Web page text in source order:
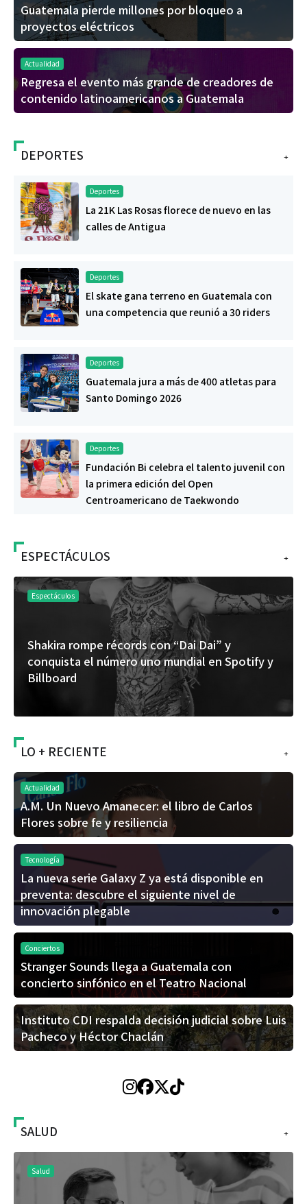
Guatemala pierde millones por bloqueo a
proyectos eléctricos
Actualidad
Regresa el evento más grande de creadores de
contenido latinoamericanos a Guatemala
+
DEPORTES
Deportes
La 21K Las Rosas florece de nuevo en las
calles de Antigua
Deportes
El skate gana terreno en Guatemala con
una competencia que reunió a 30 riders
Deportes
Guatemala jura a más de 400 atletas para
Santo Domingo 2026
Deportes
Fundación Bi celebra el talento juvenil con
la primera edición del Open
Centroamericano de Taekwondo
+
ESPECTÁCULOS
Espectáculos
Shakira rompe récords con “Dai Dai” y
conquista el número uno mundial en Spotify y
Billboard
+
LO + RECIENTE
Actualidad
A.M. Un Nuevo Amanecer: el libro de Carlos
Flores sobre fe y resiliencia
Tecnología
La nueva serie Galaxy Z ya está disponible en
preventa: descubre el siguiente nivel de
innovación plegable
Conciertos
Stranger Sounds llega a Guatemala con
concierto sinfónico en el Teatro Nacional
Instituto CDI respalda decisión judicial sobre Luis
Pacheco y Héctor Chaclán
+
SALUD
Salud